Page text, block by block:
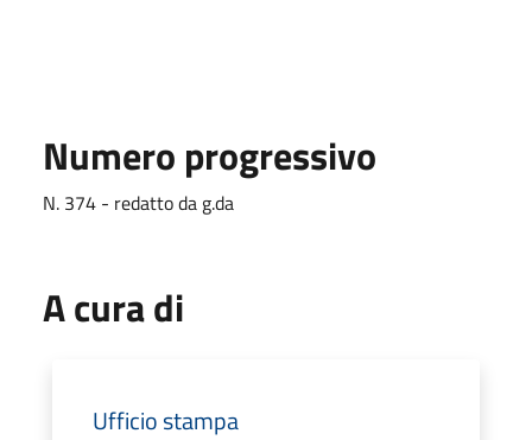
Numero progressivo
N. 374 - redatto da g.da
A cura di
Ufficio stampa